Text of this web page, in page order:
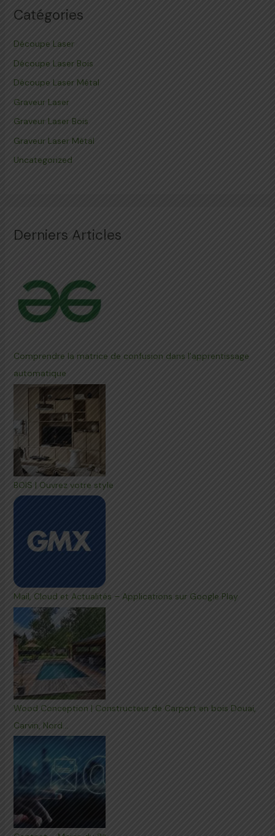
Catégories
Découpe Laser
Découpe Laser Bois
Découpe Laser Métal
Graveur Laser
Graveur Laser Bois
Graveur Laser Métal
Uncategorized
Derniers Articles
Comprendre la matrice de confusion dans l'apprentissage
automatique
BOIS | Ouvrez votre style
Mail, Cloud et Actualités – Applications sur Google Play
Wood Conception | Constructeur de Carport en bois Douai,
Carvin, Nord…